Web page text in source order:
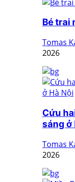
Bé trai
Tomas
2026
Cứu
sáng ở
Tomas
2026